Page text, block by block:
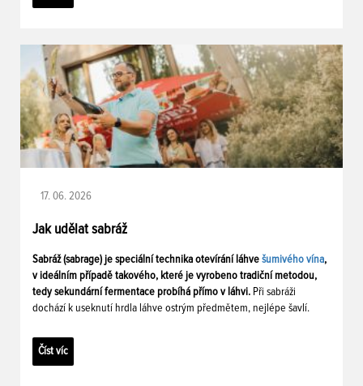
17. 06. 2026
Jak udělat sabráž
Sabráž (sabrage) je speciální technika otevírání láhve šumivého vína,
v ideálním případě takového, které je vyrobeno tradiční metodou,
tedy sekundární fermentace probíhá přímo v láhvi. Při sabráži
dochází k useknutí hrdla láhve ostrým předmětem, nejlépe šavlí.
Číst víc